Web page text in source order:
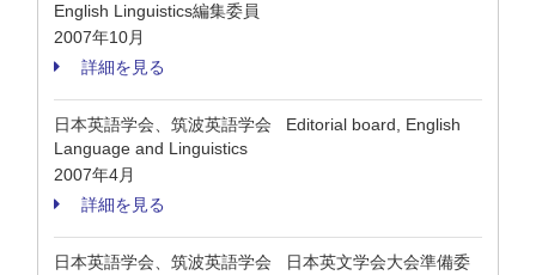
English Linguistics編集委員
2007年10月
詳細を見る
日本英語学会、筑波英語学会 Editorial board, English
Language and Linguistics
2007年4月
詳細を見る
日本英語学会、筑波英語学会 日本英文学会大会準備委